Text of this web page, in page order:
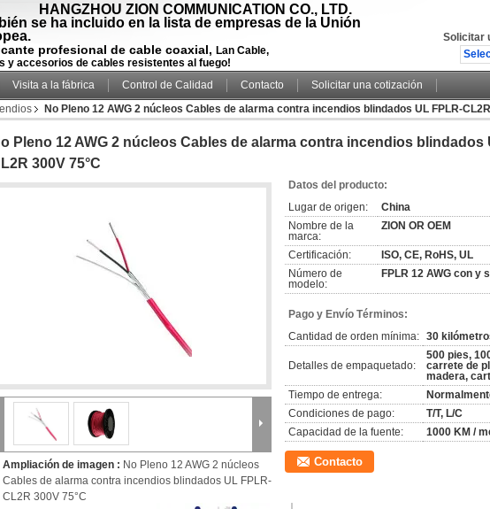
HANGZHOU ZION COMMUNICATION CO., LTD.
se ha incluido en la lista de empresas de la Unión
profesional de cable coaxial, Lan Cable,
y accesorios de cables resistentes al fuego!
Solicitar
Visita a la fábrica Control de Calidad Contacto
Solicitar una cotización
No Pleno 12 AWG 2 núcleos Cables de alarma contra incendios blindados UL FPLR-
Pleno 12 AWG 2 núcleos Cables de alarma contra incendios blindados
300V 75°C
Ampliación de imagen : No Pleno 12 AWG 2 núcleos
Cables de alarma contra incendios blindados UL FPLR-
CL2R 300V 75°C
Datos del producto:
Lugar de origen:
China
Nombre de la
marca:
ZION OR OEM
Certificación:
ISO, CE, RoHS, UL
Número de
modelo:
FPLR 12 AWG con y
Pago y Envío Términos:
Cantidad de orden mínima: 30
Detalles de empaquetado:
500 pies,
carrete de
madera,
Tiempo de entrega:
Condiciones de pago:
T/T, L/C
Capacidad de la fuente:
1000 KM /
Contacto